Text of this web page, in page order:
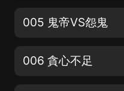
005 鬼帝VS怨鬼
006 貪心不足